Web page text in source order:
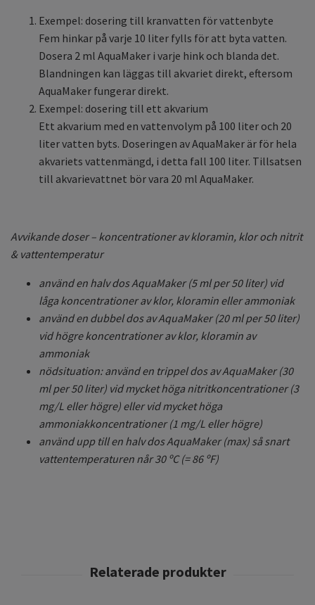
Exempel: dosering till kranvatten för vattenbyte
Fem hinkar på varje 10 liter fylls för att byta vatten.
Dosera 2 ml AquaMaker i varje hink och blanda det.
Blandningen kan läggas till akvariet direkt, eftersom
AquaMaker fungerar direkt.
Exempel: dosering till ett akvarium
Ett akvarium med en vattenvolym på 100 liter och 20
liter vatten byts. Doseringen av AquaMaker är för hela
akvariets vattenmängd, i detta fall 100 liter. Tillsatsen
till akvarievattnet bör vara 20 ml AquaMaker.
Avvikande doser – koncentrationer av kloramin, klor och nitrit
& vattentemperatur
använd en halv dos AquaMaker (5 ml per 50 liter) vid
låga koncentrationer av klor, kloramin eller ammoniak
använd en dubbel dos av AquaMaker (20 ml per 50 liter)
vid högre koncentrationer av klor, kloramin av
ammoniak
nödsituation: använd en trippel dos av AquaMaker (30
ml per 50 liter) vid mycket höga nitritkoncentrationer (3
mg/L eller högre) eller vid mycket höga
ammoniakkoncentrationer (1 mg/L eller högre)
använd upp till en halv dos AquaMaker (max) så snart
vattentemperaturen når 30 ºC (= 86 ºF)